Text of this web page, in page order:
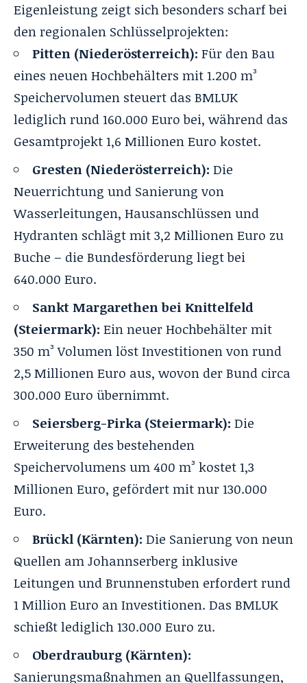
Eigenleistung zeigt sich besonders scharf bei
den regionalen Schlüsselprojekten:
Pitten (Niederösterreich): Für den Bau
eines neuen Hochbehälters mit 1.200 m³
Speichervolumen steuert das BMLUK
lediglich rund 160.000 Euro bei, während das
Gesamtprojekt 1,6 Millionen Euro kostet.
Gresten (Niederösterreich): Die
Neuerrichtung und Sanierung von
Wasserleitungen, Hausanschlüssen und
Hydranten schlägt mit 3,2 Millionen Euro zu
Buche – die Bundesförderung liegt bei
640.000 Euro.
Sankt Margarethen bei Knittelfeld
(Steiermark): Ein neuer Hochbehälter mit
350 m³ Volumen löst Investitionen von rund
2,5 Millionen Euro aus, wovon der Bund circa
300.000 Euro übernimmt.
Seiersberg-Pirka (Steiermark): Die
Erweiterung des bestehenden
Speichervolumens um 400 m³ kostet 1,3
Millionen Euro, gefördert mit nur 130.000
Euro.
Brückl (Kärnten): Die Sanierung von neun
Quellen am Johannserberg inklusive
Leitungen und Brunnenstuben erfordert rund
1 Million Euro an Investitionen. Das BMLUK
schießt lediglich 130.000 Euro zu.
Oberdrauburg (Kärnten):
Sanierungsmaßnahmen an Quellfassungen,